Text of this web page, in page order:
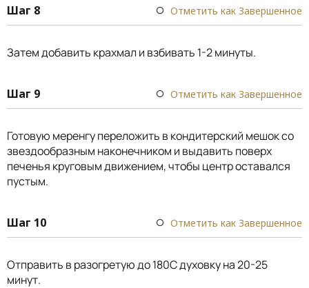
Шаг 8 Отметить как Завершенное
Затем добавить крахмал и взбивать 1-2 минуты.
Шаг 9 Отметить как Завершенное
Готовую меренгу переложить в кондитерский мешок со
звездообразным наконечником и выдавить поверх
печенья круговым движением, чтобы центр оставался
пустым.
Шаг 10 Отметить как Завершенное
Отправить в разогретую до 180С духовку на 20-25
минут.